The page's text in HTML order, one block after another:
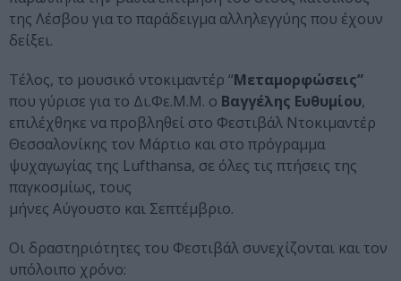
της Λέσβου για το παράδειγμα αλληλεγγύης που έχουν
δείξει.
Τέλος, το μουσικό ντοκιμαντέρ “Μεταμορφώσεις”
που γύρισε για το Δι.Φε.Μ.Μ. ο Βαγγέλης Ευθυμίου,
επιλέχθηκε να προβληθεί στο Φεστιβάλ Ντοκιμαντέρ
Θεσσαλονίκης τον Μάρτιο και στο πρόγραμμα
ψυχαγωγίας της Lufthansa, σε όλες τις πτήσεις της
παγκοσμίως, τους
μήνες Αύγουστο και Σεπτέμβριο.
Οι δραστηριότητες του Φεστιβάλ συνεχίζονται και τον
υπόλοιπο χρόνο: